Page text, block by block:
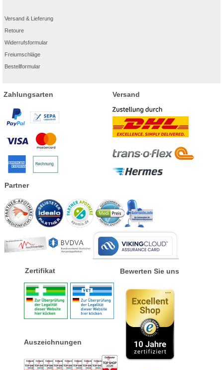
Versand & Lieferung
Retoure
Widerrufsformular
Freiumschläge
Bestellformular
Zahlungsarten Versand
Partner
Zertifikat
Auszeichnungen
Bewerten Sie uns